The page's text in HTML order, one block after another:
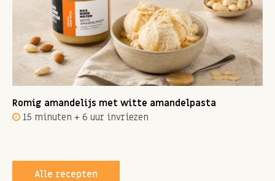
Romig amandelijs met witte amandelpasta
15 minuten + 6 uur invriezen
Alle recepten